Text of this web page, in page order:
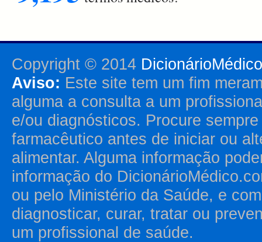
Copyright © 2014
Aviso: Este site tem um fim
alguma a consulta a um
e/ou diagnósticos. Procure
farmacêutico antes de iniciar ou
alimentar. Alguma informação
informação do
ou pelo Ministério da Saúde, e
diagnosticar, curar, tratar ou
um profissional de saúde.